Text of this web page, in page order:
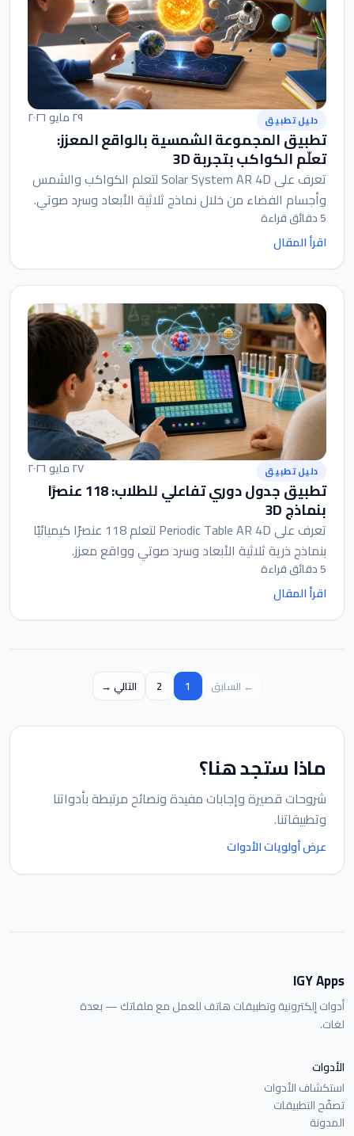
دليل تطبيق ٢٩ مايو ٢٠٢٦
تطبيق المجموعة الشمسية بالواقع المعزز:
تعلّم الكواكب بتجربة 3D
تعرف على Solar System AR 4D لتعلم الكواكب والشمس
وأجسام الفضاء من خلال نماذج ثلاثية الأبعاد وسرد صوتي.
5 دقائق قراءة
اقرأ المقال
دليل تطبيق ٢٧ مايو ٢٠٢٦
تطبيق جدول دوري تفاعلي للطلاب: 118 عنصرًا
بنماذج 3D
تعرف على Periodic Table AR 4D لتعلم 118 عنصرًا كيميائيًا
بنماذج ذرية ثلاثية الأبعاد وسرد صوتي وواقع معزز.
5 دقائق قراءة
اقرأ المقال
← السابق 1
2 التالي →
ماذا ستجد هنا؟
شروحات قصيرة وإجابات مفيدة ونصائح مرتبطة بأدواتنا
وتطبيقاتنا.
عرض أولويات الأدوات
IGY Apps
أدوات إلكترونية وتطبيقات هاتف للعمل مع ملفاتك — بعدة
لغات.
الأدوات
استكشاف الأدوات
تصفّح التطبيقات
المدونة